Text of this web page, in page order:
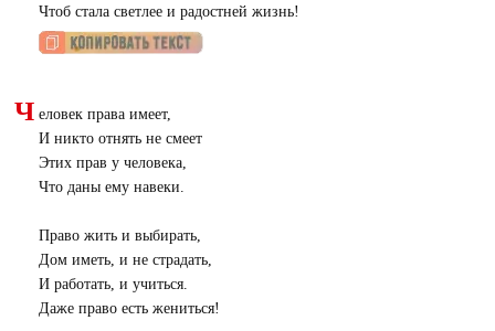
Чтоб стала светлее и радостней жизнь!
Ч еловек права имеет,
И никто отнять не смеет
Этих прав у человека,
Что даны ему навеки.
Право жить и выбирать,
Дом иметь, и не страдать,
И работать, и учиться.
Даже право есть жениться!